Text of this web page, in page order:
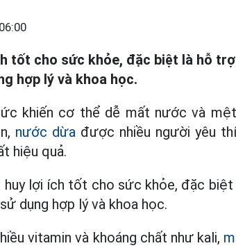
tốt cho sức khỏe, đặc biệt là hỗ trợ
hợp lý và khoa học.
khiến cơ thể dễ mất nước và
nước dừa được nhiều người yêu
hiệu quả.
huy lợi ích tốt cho sức khỏe, đặc
dụng hợp lý và khoa học.
vitamin và khoáng chất như kali,